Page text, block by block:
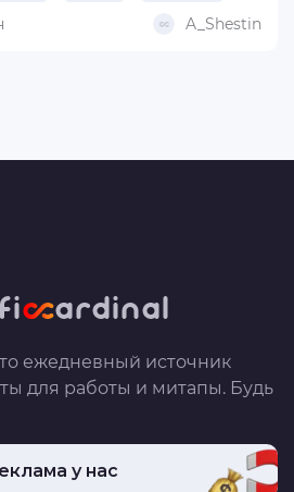
A_Shestin
ежедневный источник
для работы и митапы. Будь
у нас